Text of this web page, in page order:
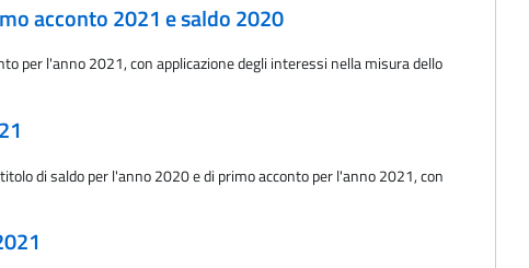
acconto 2021 e saldo 2020
per l'anno 2021, con applicazione degli interessi nella misura dello
di saldo per l'anno 2020 e di primo acconto per l'anno 2021, con